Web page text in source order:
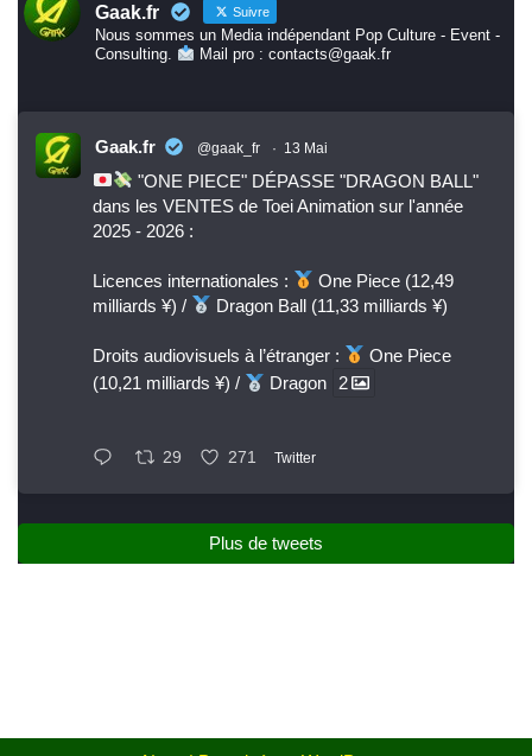
Gaak.fr Suivre
Nous sommes un Media indépendant Pop Culture - Event -
Consulting.
Mail pro : contacts@gaak.fr
Gaak.fr @gaak_fr · 13 Mai
"ONE PIECE" DÉPASSE "DRAGON BALL"
dans les VENTES de Toei Animation sur l'année
2025 - 2026 :
Licences internationales :
One Piece (12,49
milliards ¥) /
Dragon Ball (11,33 milliards ¥)
Droits audiovisuels à l’étranger :
One Piece
(10,21 milliards ¥) /
Dragon 2
29 271 Twitter
Plus de tweets